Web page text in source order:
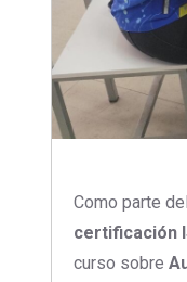
Como parte
certificación
curso sobre